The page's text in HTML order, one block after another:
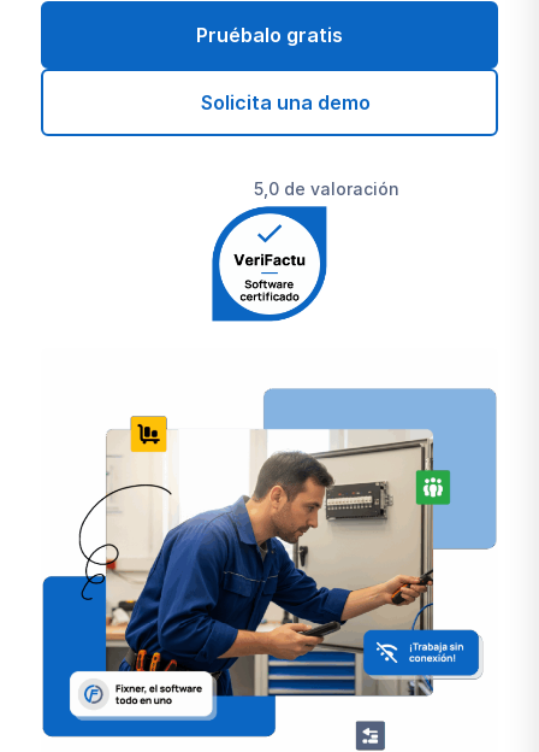
Pruébalo gratis
Solicita una demo
5,0 de valoración